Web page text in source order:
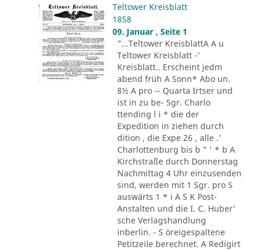
Teltower Kreisblatt
1858
09. Januar , Seite 1
"...Teltower KreisblattA A u
Teltower Kreisblatt -'
Kreisblatt.. Erscheint jedm
abend früh A Sonn* Abo un.
8½ A pro -- Quarta Irtser und
ist in zu be- Sgr. Charlo
ttending l i * die der
Expedition in ziehen durch
dition , die Expe 26 , alle .'
Charlottenburg bis b " ' * b A
Kirchstraße durch Donnerstag
Nachmittag 4 Uhr einzusenden
sind, werden mit 1 Sgr. pro S
auswärts 1 * i A S K Post-
Anstalten und die I. C. Huber'
sche Verlagshandlung
inberlin. - S öreigespaltene
Petitzeile berechnet. A Redigirt